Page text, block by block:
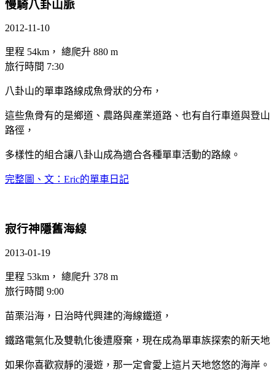
慢騎八卦山脈
2012-11-10
里程 54km， 總爬升 880 m
旅行時間 7:30
八卦山的單車路線成魚骨狀的分布，
這些魚骨有的是鄉道、農路與產業道路、也有自行車道與登山
路徑，
多樣性的組合讓八卦山成為適合各種單車活動的路線。
完整圖、文：Eric的單車日記
寂行神隱舊海線
2013-01-19
里程 53km， 總爬升 378 m
旅行時間 9:00
苗栗沿海，日治時代興建的海線鐵道，
鐵路電氣化及雙軌化後遭廢棄，現在成為單車族探索的新天地
如果你喜歡寂靜的漫遊，那一定會愛上這片天地悠悠的海岸。